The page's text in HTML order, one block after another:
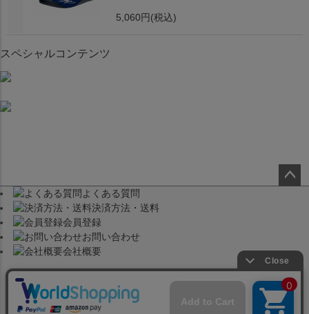
5,060円 (税込)
スペシャルコンテンツ
よくある質問
決済方法・送料
会員登録
お問い合わせ
会社概要